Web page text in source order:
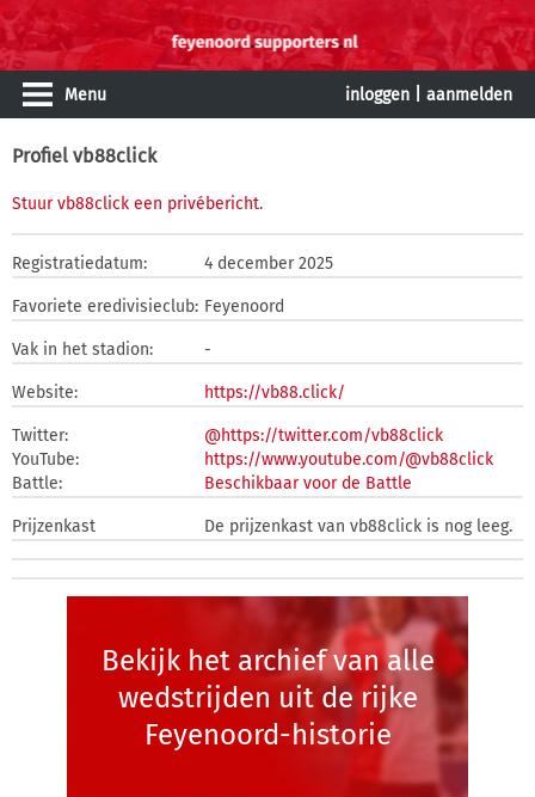
Menu inloggen aanmelden
Profiel vb88click
Stuur vb88click een privébericht.
Registratiedatum: 4 december 2025
Favoriete eredivisieclub: Feyenoord
Vak in het stadion: -
Website: https://vb88.click/
Twitter:
@https://twitter.com/vb88click
YouTube:
https://www.youtube.com/@vb88click
Battle:
Beschikbaar voor de Battle
Prijzenkast De prijzenkast van vb88click is nog leeg.
Bekijk het archief van alle
wedstrijden uit de rijke
Feyenoord-historie